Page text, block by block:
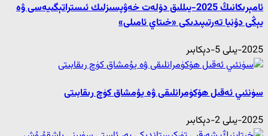
ئامېرىكانىڭ 2025-يىللىق دۆلەت خەۋپسىزلىك ئىستراتېگىيەسى ۋە
يېڭى دۇنيا تەرتىپىدىكى «خىتاي ئامىلى»
2025-يىلى 5-دېكابىر
سۈنئىي ئەقىل ھۆكۈمرانلىقى ۋە يۇمشاق كۈچ رىقابىتى
2025-يىلى 2-دېكابىر